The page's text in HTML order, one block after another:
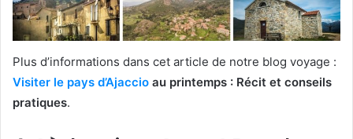
Plus d’informations dans cet article de notre blog voyage :
Visiter le pays d’Ajaccio au printemps : Récit et conseils
pratiques.